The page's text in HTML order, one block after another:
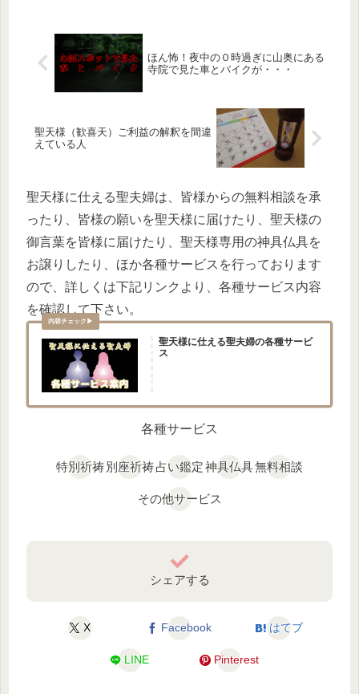
ほん怖！夜中の０時過ぎに山奥にある
寺院で見た車とバイクが・・・
聖天様（歓喜天）ご利益の解釈を間違
えている人
聖天様に仕える聖夫婦は、皆様からの無料相談を承
ったり、皆様の願いを聖天様に届けたり、聖天様の
御言葉を皆様に届けたり、聖天様専用の神具仏具を
お譲りしたり、ほか各種サービスを行っております
ので、詳しくは下記リンクより、各種サービス内容
を確認して下さい。
聖天様に仕える聖夫婦の各種サービ
ス
各種サービス
特別祈祷別座祈祷占い鑑定神具仏具無料相談
その他サービス
シェアする
X Facebook はてブ
LINE Pinterest